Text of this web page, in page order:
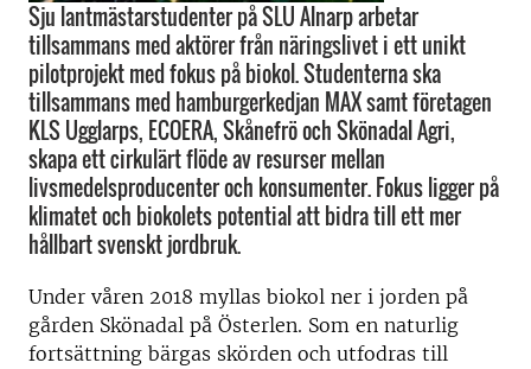
Sju lantmästarstudenter på SLU Alnarp arbetar
tillsammans med aktörer från näringslivet i ett unikt
pilotprojekt med fokus på biokol. Studenterna ska
tillsammans med hamburgerkedjan MAX samt företagen
KLS Ugglarps, ECOERA, Skånefrö och Skönadal Agri,
skapa ett cirkulärt flöde av resurser mellan
livsmedelsproducenter och konsumenter. Fokus ligger på
klimatet och biokolets potential att bidra till ett mer
hållbart svenskt jordbruk.
Under våren 2018 myllas biokol ner i jorden på
gården Skönadal på Österlen. Som en naturlig
fortsättning bärgas skörden och utfodras till